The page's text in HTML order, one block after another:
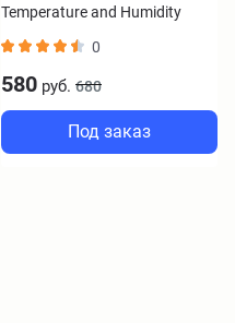
Temperature and Humidity
0
580 руб. 680
Под заказ